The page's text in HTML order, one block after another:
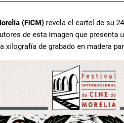
(FICM) revela el cartel de su
de esta imagen que presenta
de grabado en madera